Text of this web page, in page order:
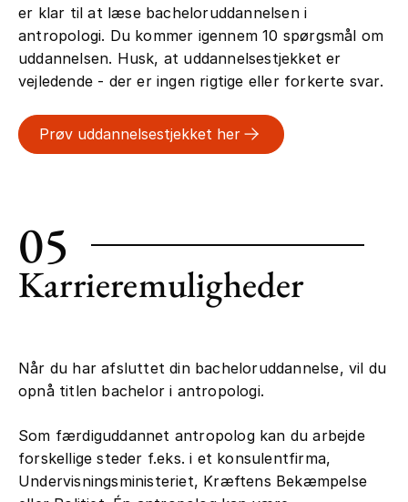
er klar til at læse bacheloruddannelsen i
antropologi. Du kommer igennem 10 spørgsmål om
uddannelsen. Husk, at uddannelsestjekket er
vejledende - der er ingen rigtige eller forkerte svar.
Prøv uddannelsestjekket her
05
Karrieremuligheder
Når du har afsluttet din bacheloruddannelse, vil du
opnå titlen bachelor i antropologi.
Som færdiguddannet antropolog kan du arbejde
forskellige steder f.eks. i et konsulentfirma,
Undervisningsministeriet, Kræftens Bekæmpelse